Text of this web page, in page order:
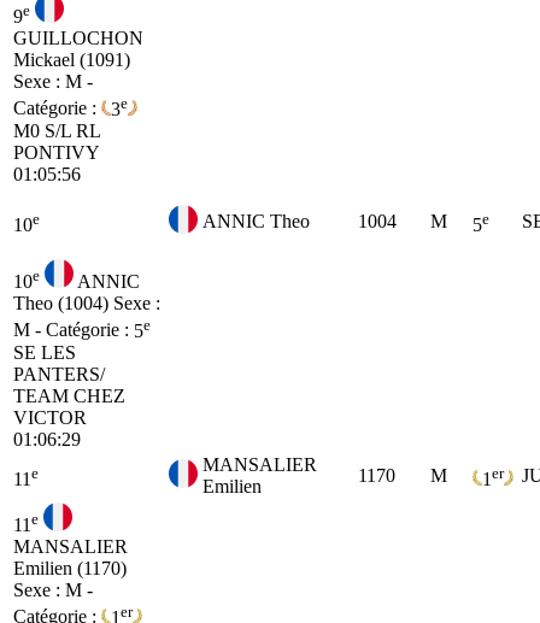
9e
GUILLOCHON
Mickael (1091)
Sexe : M -
Catégorie :
3e
M0 S/L RL
PONTIVY
01:05:56
10e ANNIC Theo 1004 M 5e
10e
ANNIC
Theo (1004) Sexe :
M - Catégorie : 5e
SE LES
PANTERS/
TEAM CHEZ
VICTOR
01:06:29
11 e
MANSALIER
Emilien
1170 M 1 er
11 e
MANSALIER
Emilien (1170)
Sexe : M -
Catégorie :
1 er